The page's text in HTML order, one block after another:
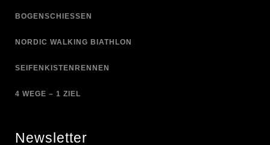
BOGENSCHIESSEN
NORDIC WALKING BIATHLON
SEIFENKISTENRENNEN
4 WEGE – 1 ZIEL
Newsletter